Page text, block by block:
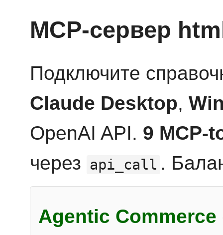
MCP-сервер
Подключите
Claude Desktop,
OpenAI API. 9 MCP-
через api_call .
Agentic Commerce